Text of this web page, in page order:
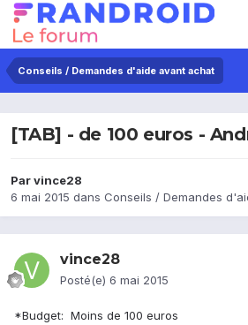
Conseils / Demandes d'aide avant achat
[TAB] - de 100 euros -
Parvince28
6 mai 2015 dans Conseils / Demandes
vince28
Posté(e) 6 mai 2015
*Budget: Moins de 100 euros